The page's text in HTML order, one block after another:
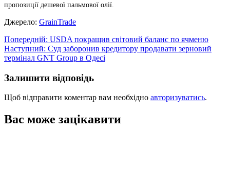
пропозиції дешевої пальмової олії.
Джерело: GrainTrade
Навігація
записів
Попередній: USDA покращив світовий баланс по ячменю
Наступний: Суд заборонив кредитору продавати зерновий
термінал GNT Group в Одесі
Залишити відповідь
Щоб відправити коментар вам необхідно авторизуватись.
Вас може зацікавити